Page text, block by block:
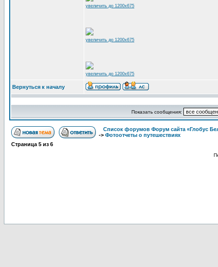
увеличить до 1200x675
увеличить до 1200x675
увеличить до 1200x675
Вернуться к началу
Показать сообщения:
Список форумов Форум сайта «Глобус
-> Фотоотчеты о путешествиях
Страница 5 из 6